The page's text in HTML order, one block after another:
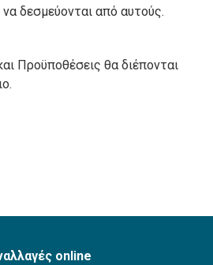
δεσμεύονται από αυτούς.
Προϋποθέσεις θα διέπονται
online